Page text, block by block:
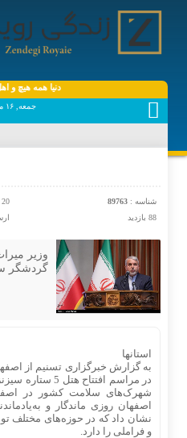
دنیا همه هیچ و اهل
جمعه, ۱۶ مرداد , ۱۴۰۵ برابر با - Friday, 7 August , 2026
شناسه : 89763
20 می 2026 - 21:52
88 بازدید
گردشگر
استانها
به گزارش خبرگزاری تسنیم از
در مراسم
شهرک‌های سلامت کشور در
اصفهان روزی ماندگار و
نشان داد که در حوزه‌های مختلف
و فراملی را دارد.